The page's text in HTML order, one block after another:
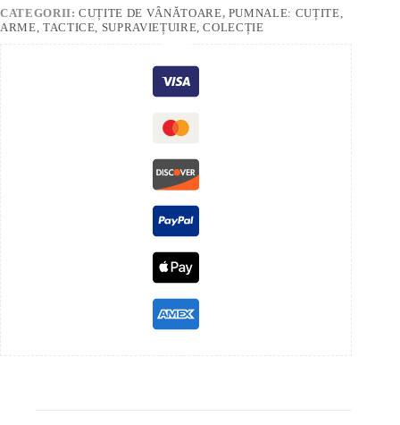
CATEGORII:CUȚITE DE VÂNĂTOARE, PUMNALE: CUȚITE,
ARME, TACTICE, SUPRAVIEȚUIRE, COLECȚIE